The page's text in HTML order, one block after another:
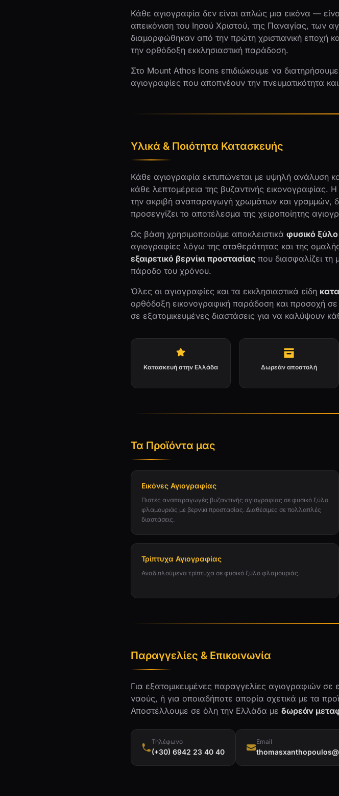
Κάθε αγιογραφία δεν είναι απλώς μια εικόνα —
απεικόνιση του Ιησού Χριστού, της Παναγίας, των
διαμορφώθηκαν από την πρώτη χριστιανική εποχή
την ορθόδοξη εκκλησιαστική παράδοση.
Στο Mount Athos Icons επιδιώκουμε να
αγιογραφίες που αποπνέουν την πνευματικότητα
Υλικά & Ποιότητα Κατασκευής
Κάθε αγιογραφία εκτυπώνεται με υψηλή ανάλυση
κάθε λεπτομέρεια της βυζαντινής εικονογραφίας.
την ακριβή αναπαραγωγή χρωμάτων και γραμμών,
προσεγγίζει το αποτέλεσμα της χειροποίητης
Ως βάση χρησιμοποιούμε αποκλειστικά φυσικό
αγιογραφίες λόγω της σταθερότητας και της
εξαιρετικό βερνίκι προστασίας που διασφαλίζει τη
πάροδο του χρόνου.
Όλες οι αγιογραφίες και τα εκκλησιαστικά είδη
ορθόδοξη εικονογραφική παράδοση και προσοχή σε
σε εξατομικευμένες διαστάσεις για να καλύψουν
Κατασκευή στην Ελλάδα Δωρεάν αποστολή
Τα Προϊόντα μας
Εικόνες Αγιογραφίας
Πιστές αναπαραγωγές βυζαντινής αγιογραφίας σε φυσικό ξύλο
φλαμουριάς με βερνίκι προστασίας. Διαθέσιμες σε πολλαπλές
διαστάσεις.
Τρίπτυχα Αγιογραφίας
Αναδιπλούμενα τρίπτυχα σε φυσικό ξύλο φλαμουριάς.
Παραγγελίες & Επικοινωνία
Για εξατομικευμένες παραγγελίες αγιογραφιών σε
ναούς, ή για οποιαδήποτε απορία σχετικά με τα
Αποστέλλουμε σε όλη την Ελλάδα με δωρεάν
Τηλέφωνο
(+30) 6942 23 40 40
Email